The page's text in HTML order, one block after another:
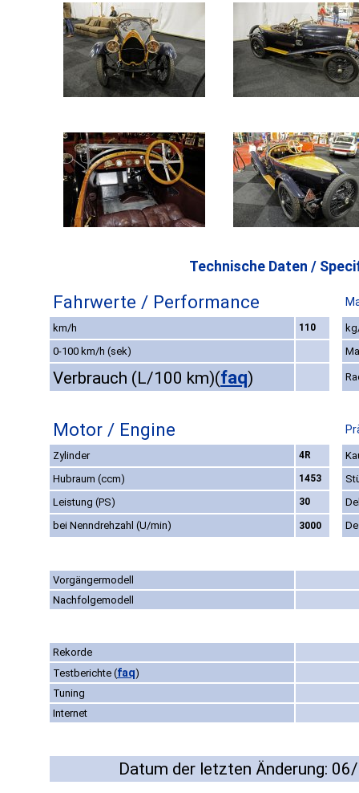
Technische Daten /
Fahrwerte / Performance
km/h 110
0-100 km/h (sek)
Verbrauch (L/100 km)(faq)
Motor / Engine
Zylinder 4R
Hubraum (ccm)
1453
Leistung (PS)
30
bei Nenndrehzahl (U/min)
3000
Vorgängermodell
Nachfolgemodell
Rekorde
Testberichte (faq)
Tuning
Internet
Datum der letzten Änderung: